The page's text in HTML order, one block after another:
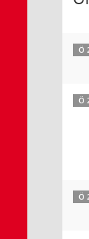
Ö
Ö
Ö